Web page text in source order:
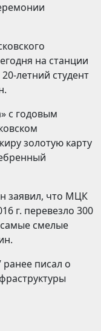
на станции
летний студент
с годовым
золотую карту
заявил, что МЦК
г. перевезло 300
смелые
ранее писал о